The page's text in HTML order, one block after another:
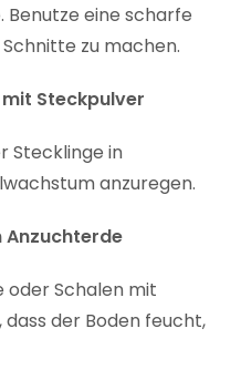
eine scharfe
zu machen.
Steckpulver
Stecklinge in
anzuregen.
Anzuchterde
oder Schalen mit
der Boden feucht,